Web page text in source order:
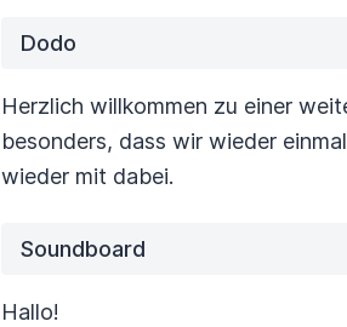
Dodo
Herzlich willkommen zu einer
besonders, dass wir wieder
wieder mit dabei.
Soundboard
Hallo!